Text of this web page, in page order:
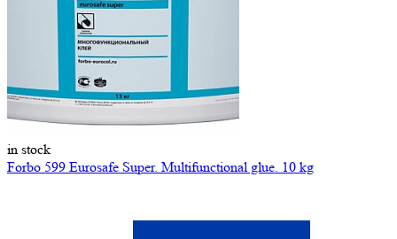
in stock
Forbo 599 Eurosafe Super. Multifunctional glue. 10 kg